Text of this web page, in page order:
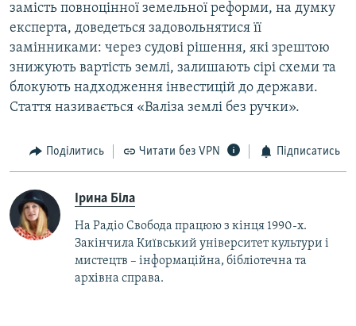
замість повноцінної земельної реформи, на думку
експерта, доведеться задовольнятися її
замінниками: через судові рішення, які зрештою
знижують вартість землі, залишають сірі схеми та
блокують надходження інвестицій до держави.
Стаття називається «Валіза землі без ручки».
Поділитись Читати без VPN Підписатись
Ірина Біла
На Радіо Свобода працюю з кінця 1990-х.
Закінчила Київський університет культури і
мистецтв – інформаційна, бібліотечна та
архівна справа.